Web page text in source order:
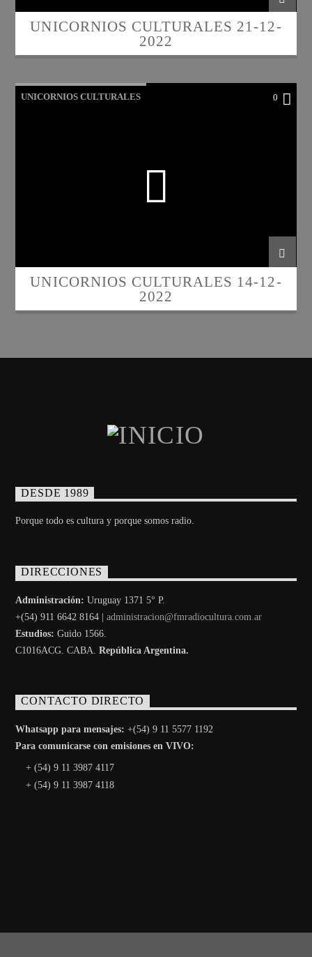
UNICORNIOS CULTURALES 21-12-
2022
UNICORNIOS CULTURALES 0
UNICORNIOS CULTURALES 14-12-
2022
DESDE 1989
Porque todo es cultura y porque somos radio.
DIRECCIONES
Administración: Uruguay 1371 5° P.
+(54) 911 6642 8164 |administracion@fmradiocultura.com.ar
Estudios: Guido 1566.
C1016ACG . CABA.República Argentina.
CONTACTO DIRECTO
Whatsapp para mensajes: +(54) 9 11 5577 1192
Para comunicarse con emisiones en VIVO:
+ (54) 9 11 3987 4117
+ (54) 9 11 3987 4118